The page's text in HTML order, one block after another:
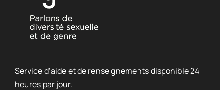
Service d’aide et de renseignements disponible 24
heures par jour.